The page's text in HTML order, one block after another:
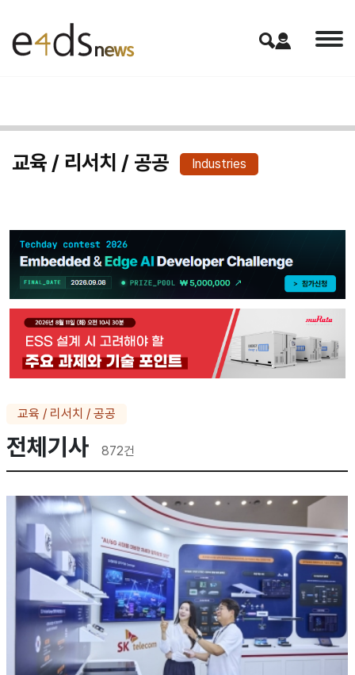
교육 / 리서치 / 공공 Industries
교육 / 리서치 / 공공
전체기사 872건